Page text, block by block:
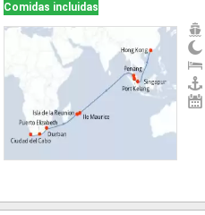
Comidas incluidas